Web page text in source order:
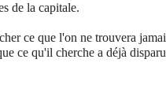
de la capitale.
ce que l'on ne trouvera
ce qu'il cherche a déjà